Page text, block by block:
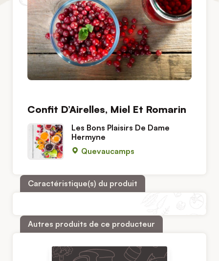
Confit D’Airelles, Miel Et Romarin
Les Bons Plaisirs De Dame
Hermyne
Quevaucamps
Caractéristique(s) du produit
Autres produits de ce producteur